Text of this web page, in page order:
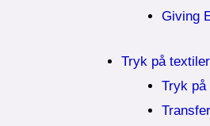
Giving
Tryk på textiler
Tryk